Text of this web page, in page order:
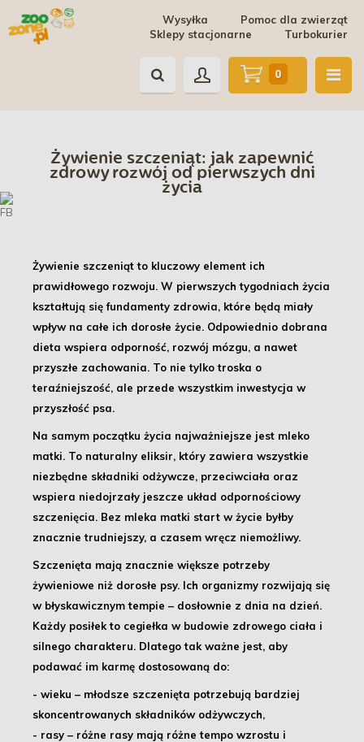
Pomoc dla zwierząt
Wysyłka
Turbokurier
Sklepy stacjonarne
0
Żywienie szczeniąt: jak zapewnić
zdrowy rozwój od pierwszych dni
życia
Żywienie szczeniąt to kluczowy element ich
prawidłowego rozwoju. W pierwszych tygodniach życia
kształtują się fundamenty zdrowia, które będą miały
wpływ na całe ich dorosłe życie. Odpowiednio dobrana
dieta wspiera odporność, rozwój mózgu, a nawet
przyszłe zachowania. To nie tylko troska o
teraźniejszość, ale przede wszystkim inwestycja w
przyszłość psa.
Na samym początku życia najważniejsze jest mleko
matki. To naturalny eliksir, który zawiera wszystkie
niezbędne składniki odżywcze, przeciwciała oraz
wspiera niedojrzały jeszcze układ odpornościowy
szczenięcia. Bez mleka matki start w życie byłby
znacznie trudniejszy, a czasem wręcz niemożliwy.
Szczenięta mają znacznie większe potrzeby
żywieniowe niż dorosłe psy. Ich organizmy rozwijają się
w błyskawicznym tempie – dosłownie z dnia na dzień.
Każdy posiłek to cegiełka w budowie zdrowego ciała i
silnego charakteru. Dlatego tak ważne jest, aby
podawać im karmę dostosowaną do:
- wieku – młodsze szczenięta potrzebują bardziej
skoncentrowanych składników odżywczych,
- rasy – różne rasy mają różne tempo wzrostu i